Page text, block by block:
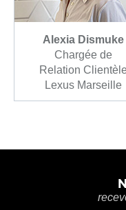
Alexia Dismuke
Chargée de
Relation
Lexus Marseille